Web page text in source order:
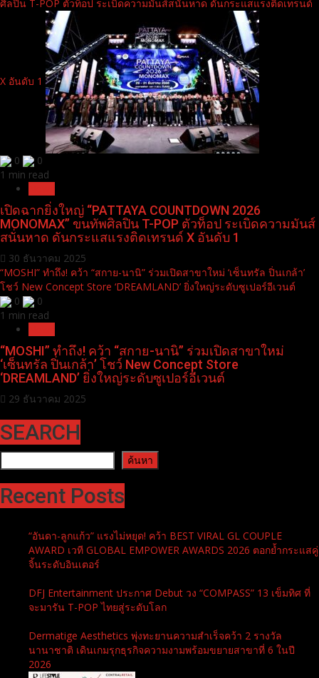
ศิลปิน T-POP ตัวท็อป ระเบิดความมันส์สนั่นหาด ดันกระแสแรงติดเทรนด์
X อันดับ 1
0
0
1 min read
เปิดฉากยิ่งใหญ่ “PATTAYA COUNTDOWN 2026
MONOMAX” ขนทัพศิลปิน T-POP ตัวท็อป ระเบิดความมันส์
สนั่นหาด ดันกระแสแรงติดเทรนด์ X อันดับ 1
30 ธันวาคม 2025
“MOSHI” ทำถึง! คว้า “สกาย-นานิ” ร่วมเปิดสาขาใหม่ ‘เซ็นทรัล ปิ่นเกล้า’
โชว์ New Concept Store ‘DREAMLAND’ ยิ่งใหญ่ระดับซูเปอร์อีเวนต์
0
0
1 min read
“MOSHI” ทำถึง! คว้า “สกาย-นานิ” ร่วมเปิดสาขาใหม่
‘เซ็นทรัล ปิ่นเกล้า’ โชว์ New Concept Store
‘DREAMLAND’ ยิ่งใหญ่ระดับซูเปอร์อีเวนต์
29 ธันวาคม 2025
SEARCH
ค้นหา ค้นหา
Recent Posts
“อันดา-ลูกแก้ว” แรงไม่หยุด! คว้า BEST VIRAL GL COUPLE
AWARD เวที GLOBAL EMPOWER AWARDS 2026 ตอกย้ำกระแสคู่
จิ้นระดับอินเตอร์
DFJ Entertainment ประกาศ Debut วง “COMPASS” 13 เข็มทิศ ที่
จะมารัน T-POP ไทยสู่ระดับโลก
Dermatige Aesthetics พุ่งทะยานความสำเร็จคว้า 2 รางวัล
นานาชาติ เดินเกมรุกธุรกิจความงามพร้อมขยายสาขาที่ 6 ในปี
2026